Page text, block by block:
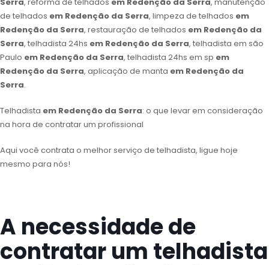
de telhados em Redenção da Serra, limpeza de telhados em
Redenção da Serra, restauração de telhados em Redenção da
Serra, telhadista 24hs em Redenção da Serra, telhadista em são
Paulo em Redenção da Serra, telhadista 24hs em sp em
Redenção da Serra, aplicação de manta em Redenção da
Serra.
Telhadista em Redenção da Serra: o que levar em consideração
na hora de contratar um profissional
Aqui você contrata o melhor serviço de telhadista, ligue hoje
mesmo para nós!
A necessidade de
contratar um telhadista